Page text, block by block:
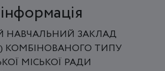
НАВЧАЛЬНИЙ ЗАКЛАД
КОМБІНОВАНОГО ТИПУ
МІСЬКОЇ РАДИ